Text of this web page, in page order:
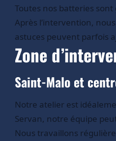
Toutes nos batteries
Après l’intervention,
astuces peuvent parfois
Zone
Saint-Malo et
Notre atelier est
Servan, notre équipe
Nous travaillons